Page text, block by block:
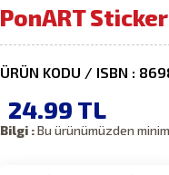
PonART
ÜRÜN KODU / ISBN :
24.99 TL
Bilgi :Bu ürünümüzden